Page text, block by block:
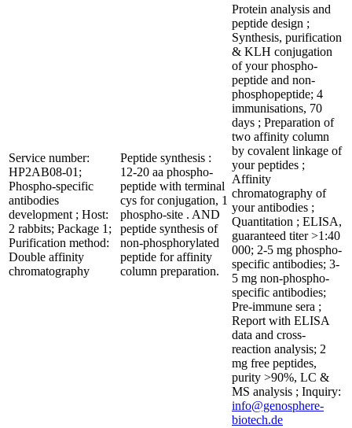
Service number:
HP2AB08-01;
Phospho-specific
antibodies
development ; Host:
2 rabbits; Package 1;
Purification method:
Double affinity
chromatography
Peptide synthesis :
12-20 aa phospho-
peptide with terminal
cys for conjugation, 1
phospho-site . AND
peptide synthesis of
non-phosphorylated
peptide for affinity
column preparation.
Protein analysis and
peptide design ;
Synthesis, purification
& KLH conjugation
of your phospho-
peptide and non-
phosphopeptide; 4
immunisations, 70
days ; Preparation of
two affinity column
by covalent linkage of
your peptides ;
Affinity
chromatography of
your antibodies ;
Quantitation ; ELISA,
guaranteed titer >1:40
000; 2-5 mg phospho-
specific antibodies; 3-
5 mg non-phospho-
specific antibodies;
Pre-immune sera ;
Report with ELISA
data and cross-
reaction analysis; 2
mg free peptides,
purity >90%, LC &
MS analysis ; Inquiry:
info@genosphere-
biotech.de